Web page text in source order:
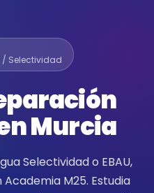
/ Selectividad
Murcia
Selectividad o EBAU,
M25. Estudia